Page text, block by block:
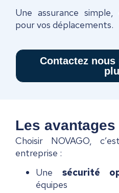
Une assurance
pour vos déplacements.
Contactez
Les avantages
Choisir NOVAGO,
entreprise :
Une sécurité
équipes